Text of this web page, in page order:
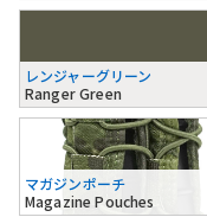
レンジャーグリーン
Ranger Green
マガジンポーチ
Magazine Pouches